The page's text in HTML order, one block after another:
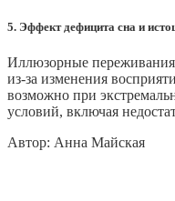
5. Эффект дефицита сна и
Иллюзорные
из-за изменения
возможно при
условий, включая
Автор: Анна Майская